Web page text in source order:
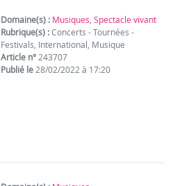
Domaine(s) : Musiques,Spectacle vivant
Rubrique(s) :Concerts - Tournées -
Festivals, International, Musique
Article n°243707
Publié le28/02/2022 à 17:20